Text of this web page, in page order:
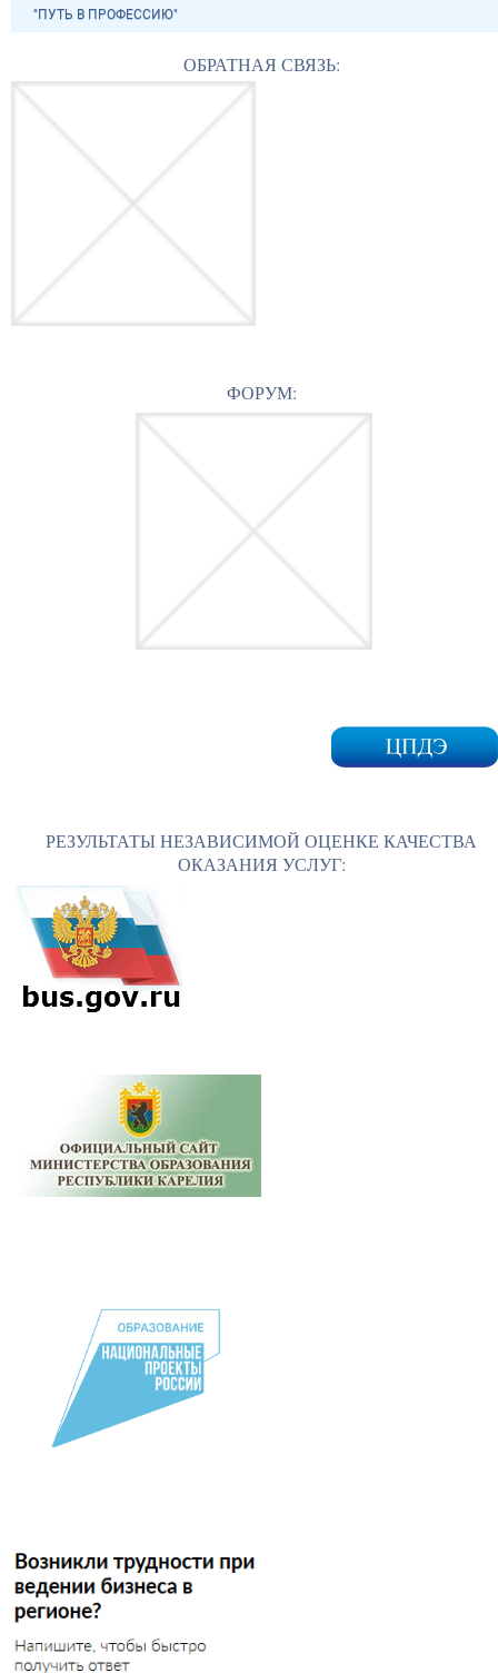
"ПУТЬ В ПРОФЕССИЮ"
ОБРАТНАЯ СВЯЗЬ:
ФОРУМ:
РЕЗУЛЬТАТЫ НЕЗАВИСИМОЙ ОЦЕНКЕ КАЧЕСТВА
ОКАЗАНИЯ УСЛУГ: